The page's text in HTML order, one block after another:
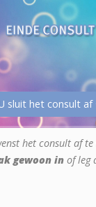
sluit het consult af
het consult af te
gewoon in of leg